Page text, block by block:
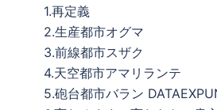
1.再定義
2.生産都市オグマ
3.前線都市スザク
4.天空都市アマリランテ
5.砲台都市バラン